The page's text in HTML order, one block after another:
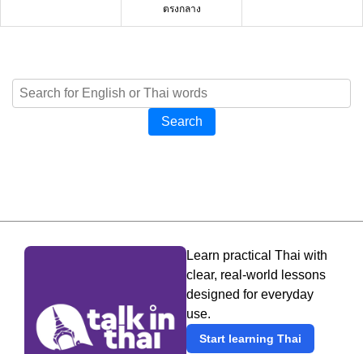
ตรงกลาง
Search
Learn practical Thai with
clear, real-world lessons
designed for everyday
use.
Start learning Thai